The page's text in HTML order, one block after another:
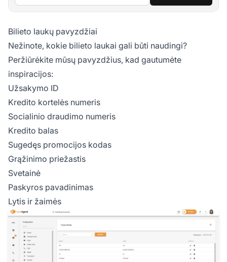
Bilieto laukų pavyzdžiai
Nežinote, kokie bilieto laukai gali būti naudingi?
Peržiūrėkite mūsų pavyzdžius, kad gautumėte
inspiracijos:
Užsakymo ID
Kredito kortelės numeris
Socialinio draudimo numeris
Kredito balas
Sugedęs promocijos kodas
Grąžinimo priežastis
Svetainė
Paskyros pavadinimas
Lytis ir žaimės